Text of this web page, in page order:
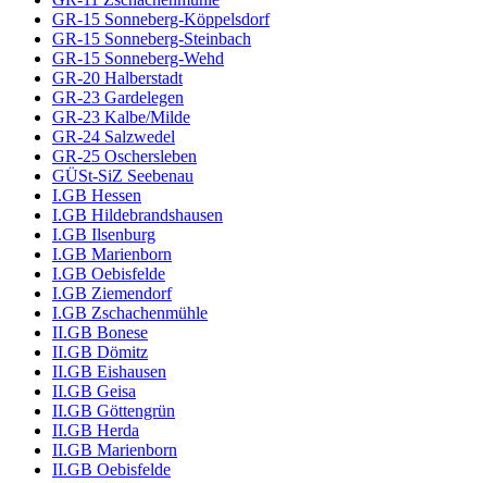
GR-15 Sonneberg-Köppelsdorf
GR-15 Sonneberg-Steinbach
GR-15 Sonneberg-Wehd
GR-20 Halberstadt
GR-23 Gardelegen
GR-23 Kalbe/Milde
GR-24 Salzwedel
GR-25 Oschersleben
GÜSt-SiZ Seebenau
I.GB Hessen
I.GB Hildebrandshausen
I.GB Ilsenburg
I.GB Marienborn
I.GB Oebisfelde
I.GB Ziemendorf
I.GB Zschachenmühle
II.GB Bonese
II.GB Dömitz
II.GB Eishausen
II.GB Geisa
II.GB Göttengrün
II.GB Herda
II.GB Marienborn
II.GB Oebisfelde